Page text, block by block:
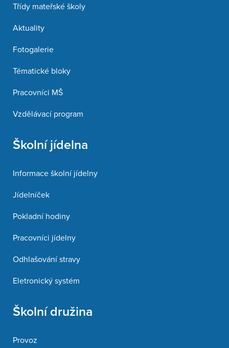
Třídy mateřské školy
Aktuality
Fotogalerie
Tématické bloky
Pracovníci MŠ
Vzdělávací program
Školní jídelna
Informace školní jídelny
Jídelníček
Pokladní hodiny
Pracovníci jídelny
Odhlašování stravy
Eletronický systém
Školní družina
Provoz